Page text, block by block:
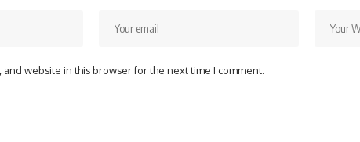
and website in this browser for the next time I comment.